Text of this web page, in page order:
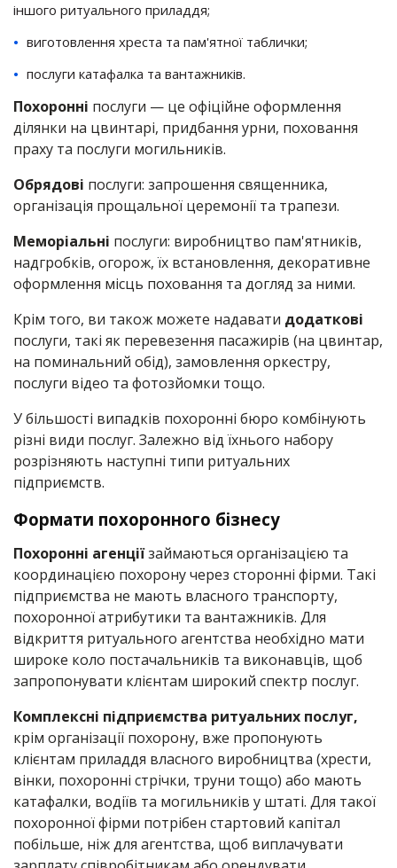
іншого ритуального приладдя;
виготовлення хреста та пам'ятної таблички;
послуги катафалка та вантажників.
Похоронні послуги — це офіційне оформлення
ділянки на цвинтарі, придбання урни, поховання
праху та послуги могильників.
Обрядові послуги: запрошення священника,
організація прощальної церемонії та трапези.
Меморіальні послуги: виробництво пам'ятників,
надгробків, огорож, їх встановлення, декоративне
оформлення місць поховання та догляд за ними.
Крім того, ви також можете надавати додаткові
послуги, такі як перевезення пасажирів (на цвинтар,
на поминальний обід), замовлення оркестру,
послуги відео та фотозйомки тощо.
У більшості випадків похоронні бюро комбінують
різні види послуг. Залежно від їхнього набору
розрізняють наступні типи ритуальних
підприємств.
Формати похоронного бізнесу
Похоронні агенціїзаймаються організацією та
координацією похорону через сторонні фірми. Такі
підприємства не мають власного транспорту,
похоронної атрибутики та вантажників. Для
відкриття ритуального агентства необхідно мати
широке коло постачальників та виконавців, щоб
запропонувати клієнтам широкий спектр послуг.
Комплексні підприємства ритуальних послуг,
крім організації похорону, вже пропонують
клієнтам приладдя власного виробництва (хрести,
вінки, похоронні стрічки, труни тощо) або мають
катафалки, водіїв та могильників у штаті. Для такої
похоронної фірми потрібен стартовий капітал
побільше, ніж для агентства, щоб виплачувати